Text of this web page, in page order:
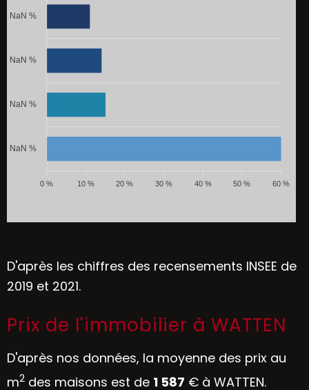
NaN %
NaN %
NaN %
NaN %
60 %
50 %
40 %
30 %
20 %
10 %
0 %
D'après les chiffres des recensements INSEE de
2019 et 2021.
Prix de l'immobilier à WATTEN
D'après nos données, la moyenne des prix au
m2 des maisons est de 1 587 € à WATTEN.